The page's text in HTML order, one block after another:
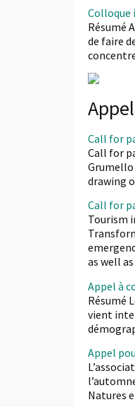
Colloque
Résumé
de faire
Call for
Call for
Grumello
drawing
Call for
Tourism
as well
Appel à
Résumé
vient
Appel
Natures